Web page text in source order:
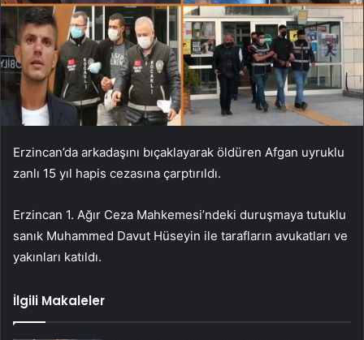
Erzincan’da arkadaşını bıçaklayarak öldüren Afgan uyruklu
zanlı 15 yıl hapis cezasına çarptırıldı.
Erzincan 1. Ağır Ceza Mahkemesi’ndeki duruşmaya tutuklu
sanık Muhammed Davut Hüseyin ile tarafların avukatları ve
yakınları katıldı.
İlgili Makaleler